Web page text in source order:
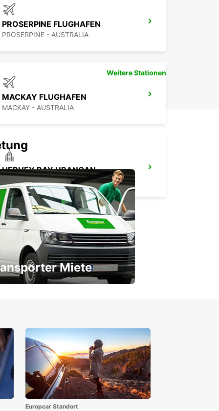
PROSERPINE FLUGHAFEN
PROSERPINE - AUSTRALIA
MACKAY FLUGHAFEN
MACKAY - AUSTRALIA
HERVEY BAY URANGAN
URANGAN - AUSTRALIA
Weitere Stationen
Miete
Europcar Standort